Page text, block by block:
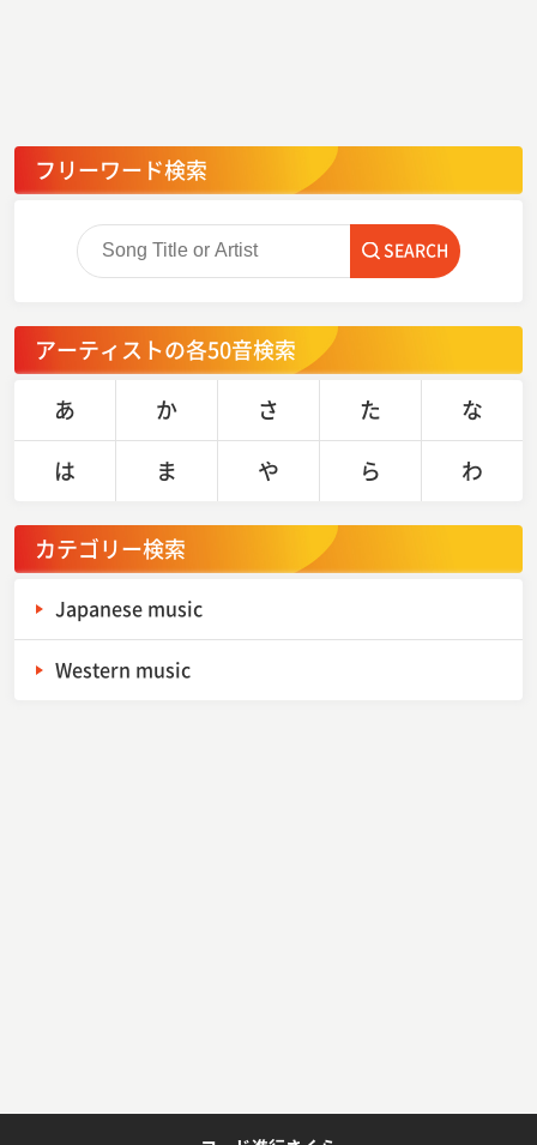
フリーワード検索
SEARCH
アーティストの各50音検索
あ
か さ た
な
は
ま や ら わ
カテゴリー検索
Japanese music
Western music